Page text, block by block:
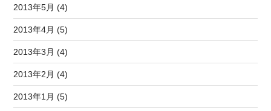
2013年5月 (4)
2013年4月 (5)
2013年3月 (4)
2013年2月 (4)
2013年1月 (5)